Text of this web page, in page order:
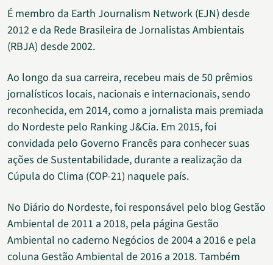
É membro da Earth Journalism Network (EJN) desde
2012 e da Rede Brasileira de Jornalistas Ambientais
(RBJA) desde 2002.
Ao longo da sua carreira, recebeu mais de 50 prêmios
jornalísticos locais, nacionais e internacionais, sendo
reconhecida, em 2014, como a jornalista mais premiada
do Nordeste pelo Ranking J&Cia. Em 2015, foi
convidada pelo Governo Francês para conhecer suas
ações de Sustentabilidade, durante a realização da
Cúpula do Clima (COP-21) naquele país.
No Diário do Nordeste, foi responsável pelo blog Gestão
Ambiental de 2011 a 2018, pela página Gestão
Ambiental no caderno Negócios de 2004 a 2016 e pela
coluna Gestão Ambiental de 2016 a 2018. Também